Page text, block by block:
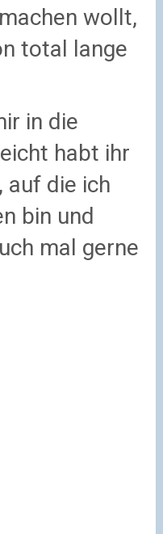
wollt,
total lange
in die
habt ihr
auf die ich
bin und
mal gerne